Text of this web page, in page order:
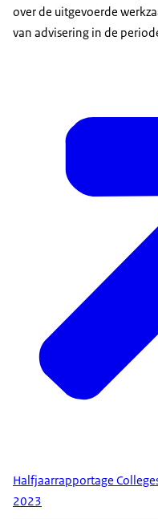
over de uitgevoerde
van advisering in de
Halfjaarrapportage
2023